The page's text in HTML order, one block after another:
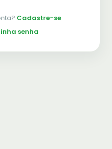
Cadastre-se
senha